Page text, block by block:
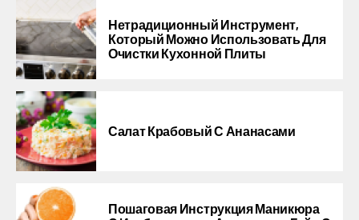
Нетрадиционный Инструмент,
Который Можно Использовать Для
Очистки Кухонной Плиты
Салат Крабовый С Ананасами
Пошаговая Инструкция Маникюра